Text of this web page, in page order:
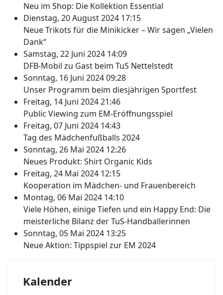
Neu im Shop: Die Kollektion Essential
Dienstag, 20 August 2024 17:15
Neue Trikots für die Minikicker – Wir sagen „Vielen
Dank“
Samstag, 22 Juni 2024 14:09
DFB-Mobil zu Gast beim TuS Nettelstedt
Sonntag, 16 Juni 2024 09:28
Unser Programm beim diesjährigen Sportfest
Freitag, 14 Juni 2024 21:46
Public Viewing zum EM-Eröffnungsspiel
Freitag, 07 Juni 2024 14:43
Tag des Mädchenfußballs 2024
Sonntag, 26 Mai 2024 12:26
Neues Produkt: Shirt Organic Kids
Freitag, 24 Mai 2024 12:15
Kooperation im Mädchen- und Frauenbereich
Montag, 06 Mai 2024 14:10
Viele Höhen, einige Tiefen und ein Happy End: Die
meisterliche Bilanz der TuS-Handballerinnen
Sonntag, 05 Mai 2024 13:25
Neue Aktion: Tippspiel zur EM 2024
Kalender